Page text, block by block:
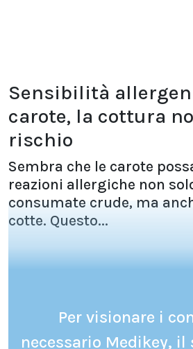
Sensibilità
carote, la cottura
rischio
Sembra che le carote
reazioni allergiche non
consumate crude, ma
cotte. Questo...
Per visionare i
necessario Medikey, il